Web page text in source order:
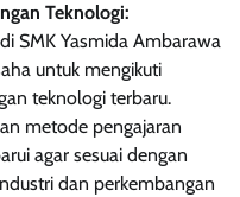
Teknologi:
di SMK Yasmida Ambarawa
untuk mengikuti
teknologi terbaru.
metode pengajaran
agar sesuai dengan
dan perkembangan